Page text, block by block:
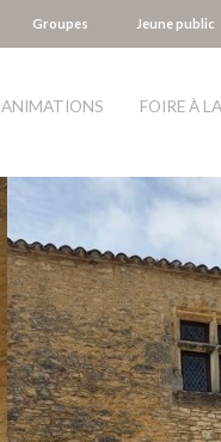
Groupes Jeune public
ANIMATIONS FOIRE À